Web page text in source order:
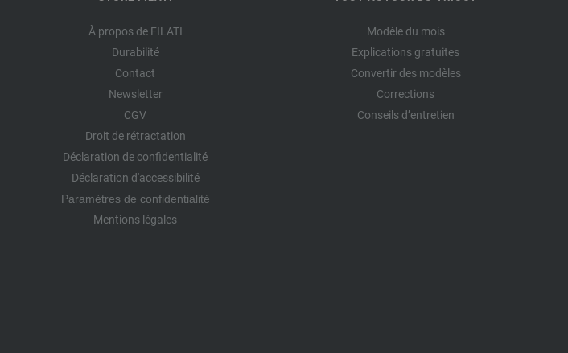
À propos de FILATI
Durabilité
Contact
Newsletter
CGV
Droit de rétractation
Déclaration de confidentialité
Déclaration d'accessibilité
Paramètres de confidentialité
Mentions légales
Modèle du mois
Explications gratuites
Convertir des modèles
Corrections
Conseils d’entretien